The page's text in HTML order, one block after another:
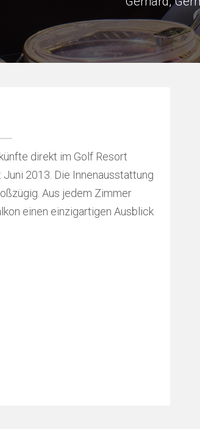
direkt im Golf Resort
2013. Die Innenausstattung
Aus jedem Zimmer
einen einzigartigen Ausblick